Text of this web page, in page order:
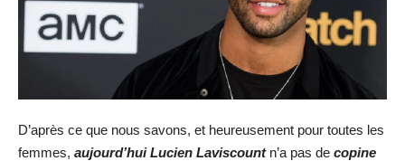
D’après ce que nous savons, et heureusement pour toutes les
femmes, aujourd’hui Lucien Laviscountn’a pas de copine